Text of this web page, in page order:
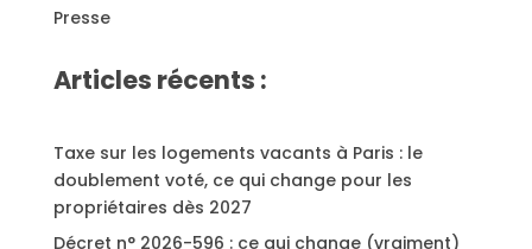
Presse
Articles récents :
Taxe sur les logements vacants à Paris : le
doublement voté, ce qui change pour les
propriétaires dès 2027
Décret n° 2026-596 : ce qui change (vraiment)